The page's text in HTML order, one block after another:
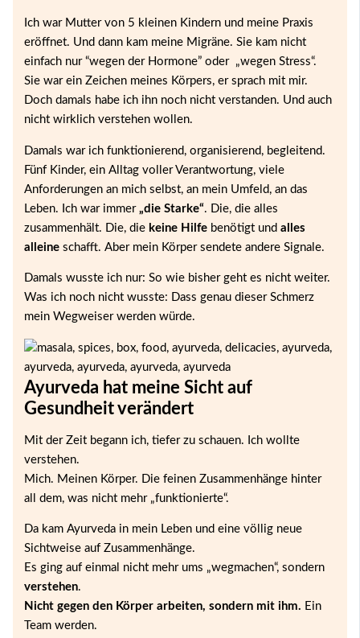
Ich war Mutter von 5 kleinen Kindern und meine Praxis
eröffnet. Und dann kam meine Migräne. Sie kam nicht
einfach nur “wegen der Hormone” oder „wegen Stress“.
Sie war ein Zeichen meines Körpers, er sprach mit mir.
Doch damals habe ich ihn noch nicht verstanden. Und auch
nicht wirklich verstehen wollen.
Damals war ich funktionierend, organisierend, begleitend.
Fünf Kinder, ein Alltag voller Verantwortung, viele
Anforderungen an mich selbst, an mein Umfeld, an das
Leben. Ich war immer„die Starke“. Die, die alles
zusammenhält. Die, die keine Hilfe benötigt undalles
alleine schafft. Aber mein Körper sendete andere Signale.
Damals wusste ich nur: So wie bisher geht es nicht weiter.
Was ich noch nicht wusste: Dass genau dieser Schmerz
mein Wegweiser werden würde.
Ayurveda hat meine Sicht auf
Gesundheit verändert
Mit der Zeit begann ich, tiefer zu schauen. Ich wollte
verstehen.
Mich. Meinen Körper. Die feinen Zusammenhänge hinter
all dem, was nicht mehr „funktionierte“.
Da kam Ayurveda in mein Leben und eine völlig neue
Sichtweise auf Zusammenhänge.
Es ging auf einmal nicht mehr ums „wegmachen“, sondern
verstehen.
Nicht gegen den Körper arbeiten, sondern mit ihm. Ein
Team werden.